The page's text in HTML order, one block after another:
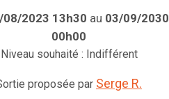
08/2023 13h30 au 03/09/2030
00h00
Niveau souhaité : Indifférent
proposée par Serge R.